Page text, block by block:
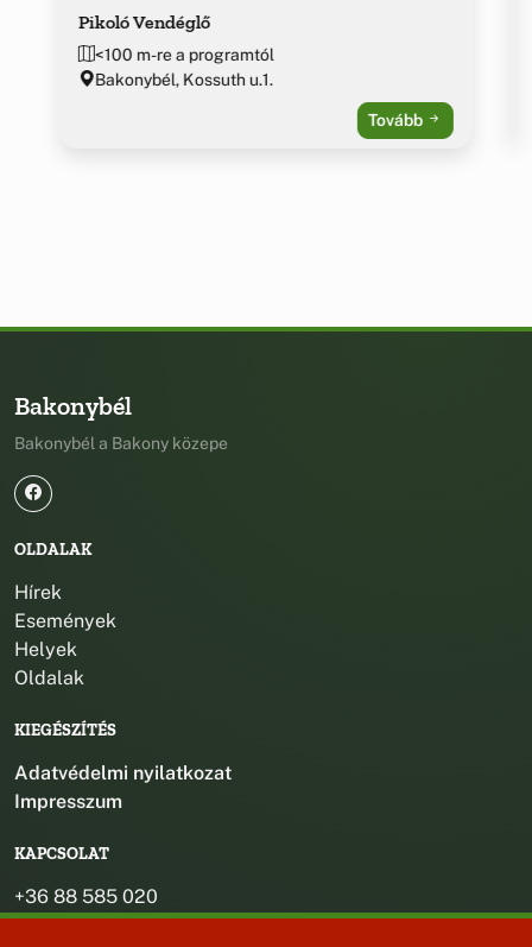
Pikoló Vendéglő
<100 m-re a programtól
Bakonybél, Kossuth u.1.
Tovább
Bakonybél
Bakonybél a Bakony közepe
OLDALAK
Hírek
Események
Helyek
Oldalak
KIEGÉSZÍTÉS
Adatvédelmi nyilatkozat
Impresszum
KAPCSOLAT
+36 88 585 020
+36 30 442 8024